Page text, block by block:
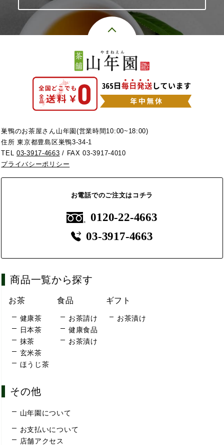
巣鴨のお茶屋さん山年園(営業時間10:00~18:00)
住所 東京都豊島区巣鴨3-34-1
TEL03-3917-4663 / FAX 03-3917-4010
プライバシーポリシー
お電話でのご注文はコチラ
0120-22-4663
03-3917-4663
商品一覧から探す
お茶
健康茶
日本茶
抹茶
玄米茶
ほうじ茶
食品
お茶請け
健康食品
お茶漬け
ギフト
お茶漬け
その他
山年園について
お支払いについて
店舗アクセス